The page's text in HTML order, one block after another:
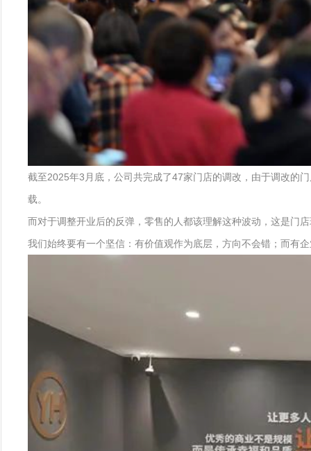
截至2025年3月底，公司共完成了47家门店的调改，由于调改的
载。
而对于调整开业后的反弹，零售的人都该理解这种波动，这是门
我们始终要有一个坚信：有价值观作为底层，方向不会错；而有